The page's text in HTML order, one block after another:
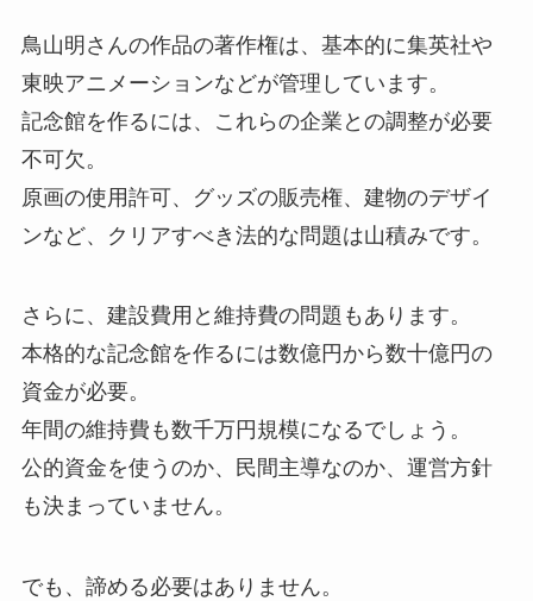
鳥山明さんの作品の著作権は、基本的に集英社や
東映アニメーションなどが管理しています。
記念館を作るには、これらの企業との調整が必要
不可欠。
原画の使用許可、グッズの販売権、建物のデザイ
ンなど、クリアすべき法的な問題は山積みです。
さらに、建設費用と維持費の問題もあります。
本格的な記念館を作るには数億円から数十億円の
資金が必要。
年間の維持費も数千万円規模になるでしょう。
公的資金を使うのか、民間主導なのか、運営方針
も決まっていません。
でも、諦める必要はありません。